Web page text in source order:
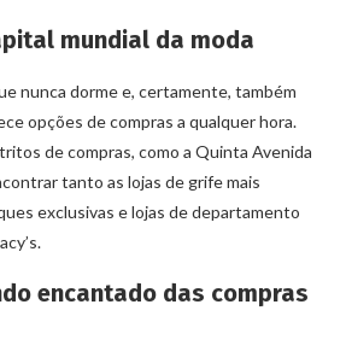
mundial da moda
nunca dorme e, certamente, também
opções de compras a qualquer hora.
de compras, como a Quinta Avenida
tanto as lojas de grife mais
exclusivas e lojas de departamento
encantado das compras